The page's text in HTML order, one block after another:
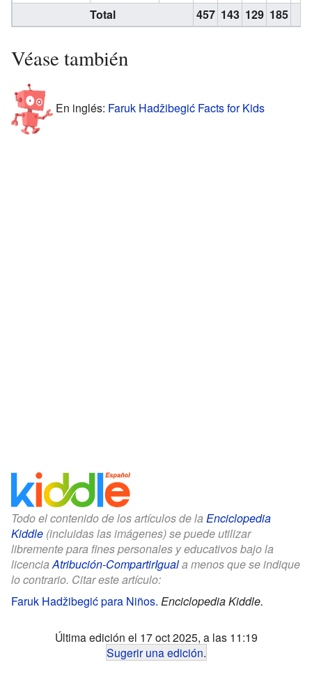
Total 457 143 129 185
Véase también
En inglés: Faruk Hadžibegić Facts for Kids
Todo el contenido de los artículos de la Enciclopedia
Kiddle (incluidas las imágenes) se puede utilizar
libremente para fines personales y educativos bajo la
licenciaAtribución-CompartirIguala menos que se indique
lo contrario. Citar este artículo:
Faruk Hadžibegić para Niños. Enciclopedia Kiddle.
Última edición el 17 oct 2025, a las 11:19
Sugerir una edición.